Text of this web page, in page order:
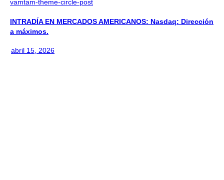
vamtam-theme-circle-post
INTRADÍA EN MERCADOS AMERICANOS: Nasdaq: Dirección
a máximos.
abril 15, 2026